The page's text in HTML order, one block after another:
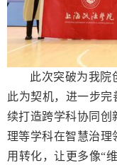
此次突破为我院
此为契机，进一步完
续打造跨学科协同创
理等学科在智慧治理
用转化，让更多像“